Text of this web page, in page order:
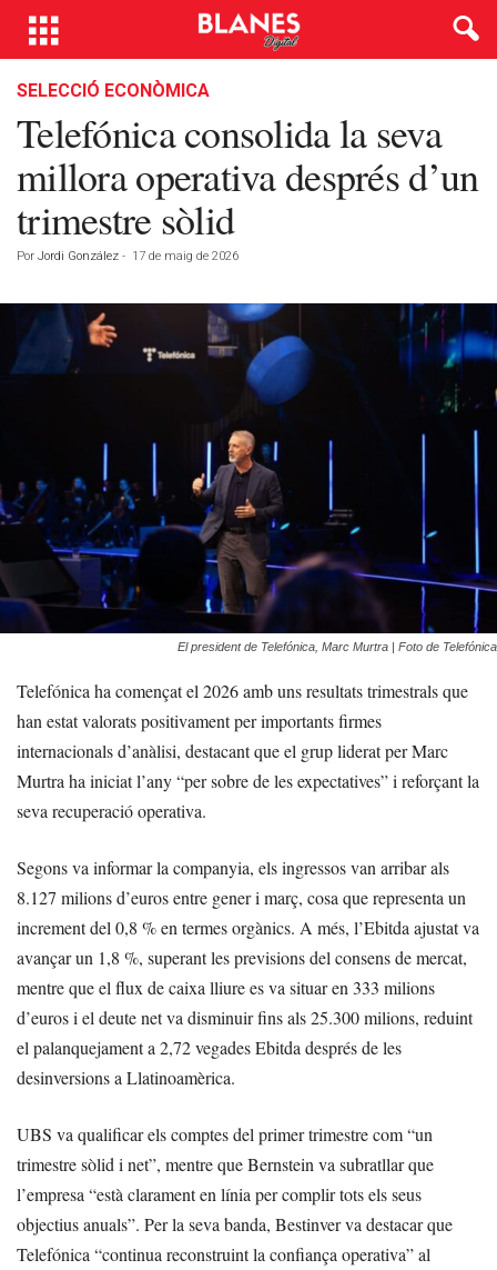
SELECCIÓ ECONÒMICA
Telefónica consolida la seva
millora operativa després d’un
trimestre sòlid
Por Jordi González - 17 de maig de 2026
El president de Telefónica, Marc Murtra | Foto de Telefónica
Telefónica ha començat el 2026 amb uns resultats trimestrals que
han estat valorats positivament per importants firmes
internacionals d’anàlisi, destacant que el grup liderat per Marc
Murtra ha iniciat l’any “per sobre de les expectatives” i reforçant la
seva recuperació operativa.
Segons va informar la companyia, els ingressos van arribar als
8.127 milions d’euros entre gener i març, cosa que representa un
increment del 0,8 % en termes orgànics. A més, l’Ebitda ajustat va
avançar un 1,8 %, superant les previsions del consens de mercat,
mentre que el flux de caixa lliure es va situar en 333 milions
d’euros i el deute net va disminuir fins als 25.300 milions, reduint
el palanquejament a 2,72 vegades Ebitda després de les
desinversions a Llatinoamèrica.
UBS va qualificar els comptes del primer trimestre com “un
trimestre sòlid i net”, mentre que Bernstein va subratllar que
l’empresa “està clarament en línia per complir tots els seus
objectius anuals”. Per la seva banda, Bestinver va destacar que
Telefónica “continua reconstruint la confiança operativa” al